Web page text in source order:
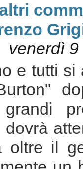
altri
venerdì
e tutti si
oltre il